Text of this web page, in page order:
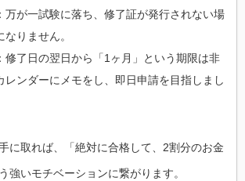
：万が一試験に落ち、修了証が発行されない場
りません。
：修了日の翌日から「1ヶ月」という期限は非
レンダーにメモをし、即日申請を目指しまし
に取れば、「絶対に合格して、2割分のお金
強いモチベーションに繋がります。